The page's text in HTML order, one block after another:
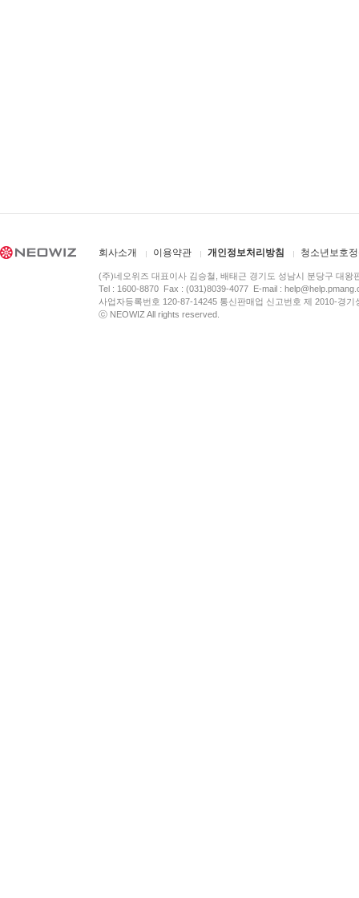
회사소개 이용약관 개인정보처리방침 청소년보호
(주)네오위즈 대표이사 김승철, 배태근 경기도 성남시 분당구 대왕
Tel : 1600-8870 Fax : (031)8039-4077 E-mail :
사업자등록번호 120-87-14245 통신판매업 신고번호 제 2010-경
ⓒ NEOWIZ All rights reserved.